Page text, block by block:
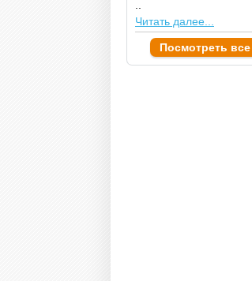
..
Читать далее...
Посмотреть все